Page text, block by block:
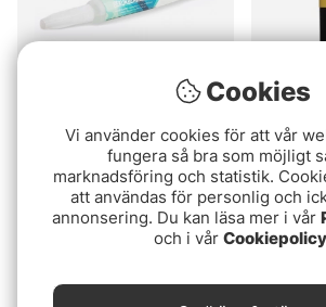
Camo Lures Superglue
79 kr
Loon
- Thin
789 kr
Slutsåld
Cookies
Vi använder cookies för att vår
fungera så bra som möjligt
marknadsföring och statistik.
att användas för personlig och
annonsering. Du kan läsa mer i vår
och i vår Cookiepolicy